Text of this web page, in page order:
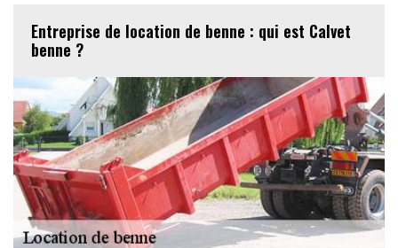
Entreprise de location de benne : qui est Calvet
benne ?